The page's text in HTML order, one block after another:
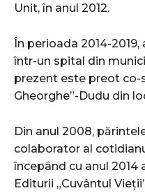
Unit, în anul 2012.
În perioada 2014-
într-un spital din
prezent este preot co-
Gheorghe”-Dudu din
Din anul 2008,
colaborator al
începând cu anul
Editurii „Cuvântul